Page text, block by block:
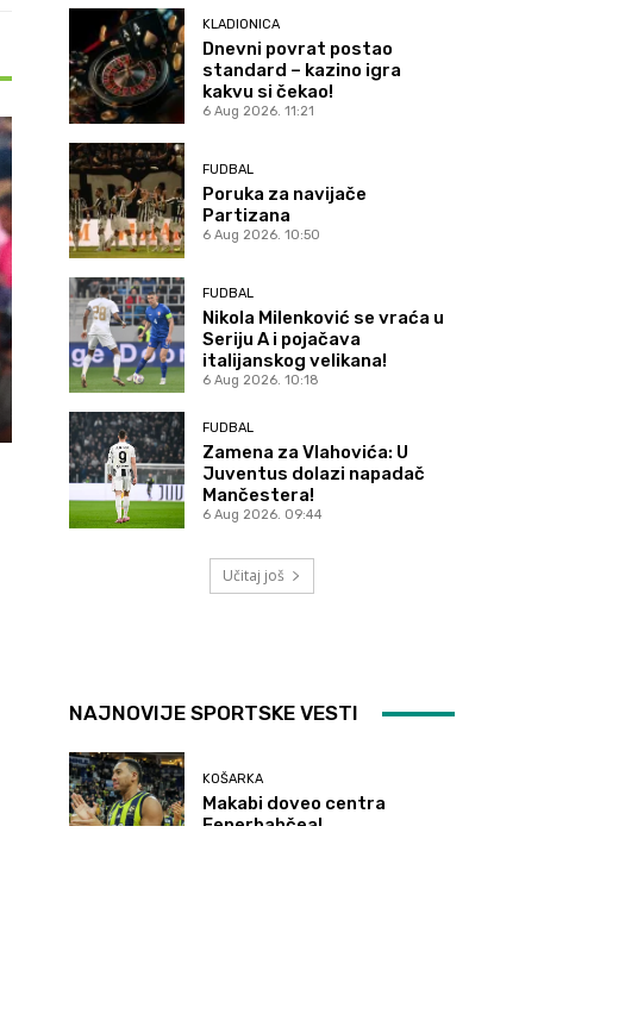
KLADIONICA
Dnevni povrat postao
standard – kazino igra
kakvu si čekao!
6 Aug 2026. 11:21
FUDBAL
Poruka za navijače
Partizana
6 Aug 2026. 10:50
FUDBAL
Nikola Milenković se vraća u
Seriju A i pojačava
italijanskog velikana!
6 Aug 2026. 10:18
FUDBAL
Zamena za Vlahovića: U
Juventus dolazi napadač
Mančestera!
6 Aug 2026. 09:44
Učitaj još